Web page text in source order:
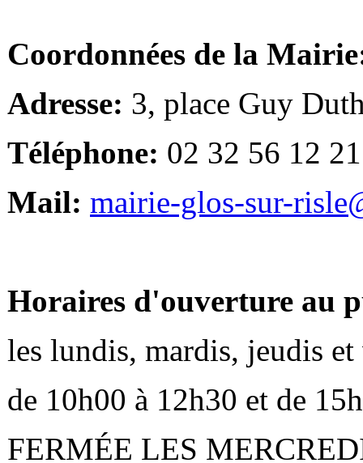
Coordonnées de la
Adresse: 3, place Guy
Téléphone: 02 32 56 12 21
Mail: mairie-glos-sur-
Horaires d'ouverture au
les lundis, mardis, jeudis et
de 10h00 à 12h30 et de
FERMÉE LES